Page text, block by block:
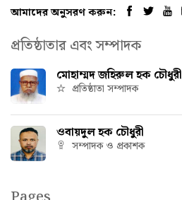
আমাদের অনুসরণ করুন:
প্রতিষ্ঠাতার এবং সম্পাদক
মোহাম্মদ জহিরুল হক চৌধুরী
প্রতিষ্ঠাতা সম্পাদক
ওবায়দুল হক চৌধুরী
সম্পাদক ও প্রকাশক